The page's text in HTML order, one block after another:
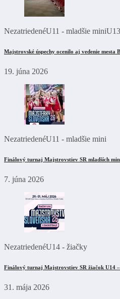
NezatriedenéU11 - mladšie mini
Majstrovské úspechy ocenilo aj vedenie mesta
19. júna 2026
NezatriedenéU11 - mladšie mini
Finálový turnaj Majstrovstiev SR mladších
7. júna 2026
NezatriedenéU14 - žiačky
Finálový turnaj Majstrovstiev SR žiačok U14
31. mája 2026